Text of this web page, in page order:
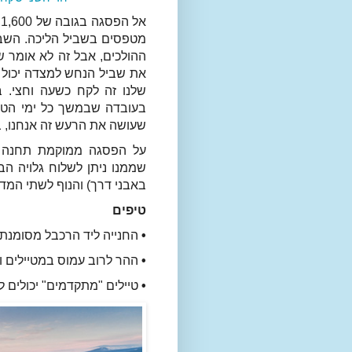
מטפסים בשביל הליכה.
ההולכים, אבל זה לא אומר
את שביל הנחש למצדה
שלנו זה לקח כשעה
בעובדה שבמשך כל ימי
שעושה את הרעש זה
על הפסגה ממוקמת תחנה
שממנו ניתן לשלוח גלויה
באבני דרך) והנוף לשתי
טיפים
• החנייה ליד הרכבל
• ההר לרוב עמוס במטיילים
• טיילים "מתקדמים"